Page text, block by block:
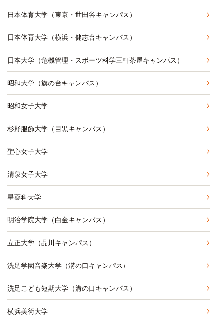
日本体育大学（東京・世田谷キャンパス）
日本体育大学（横浜・健志台キャンパス）
日本大学（危機管理・スポーツ科学三軒茶屋キャンパス）
昭和大学（旗の台キャンパス）
昭和女子大学
杉野服飾大学（目黒キャンパス）
聖心女子大学
清泉女子大学
星薬科大学
明治学院大学（白金キャンパス）
立正大学（品川キャンパス）
洗足学園音楽大学（溝の口キャンパス）
洗足こども短期大学（溝の口キャンパス）
横浜美術大学